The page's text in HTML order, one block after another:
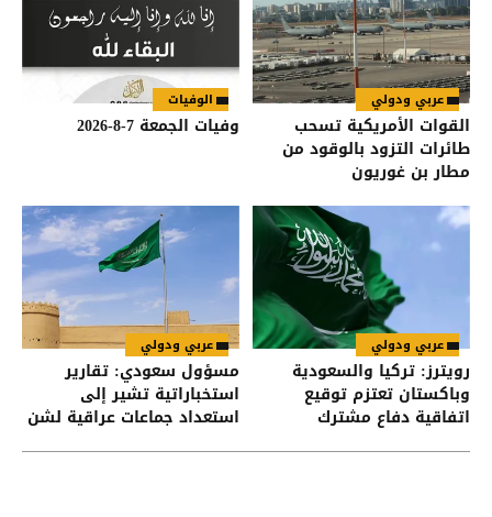
عربي ودولي
القوات الأمريكية تسحب
طائرات التزود بالوقود من
مطار بن غوريون
الوفيات
وفيات الجمعة 7-8-2026
عربي ودولي
رويترز: تركيا والسعودية
وباكستان تعتزم توقيع
اتفاقية دفاع مشترك
عربي ودولي
مسؤول سعودي: تقارير
استخباراتية تشير إلى
استعداد جماعات عراقية لشن